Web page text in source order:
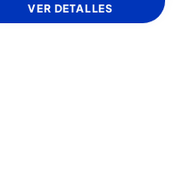
VER DETALLES